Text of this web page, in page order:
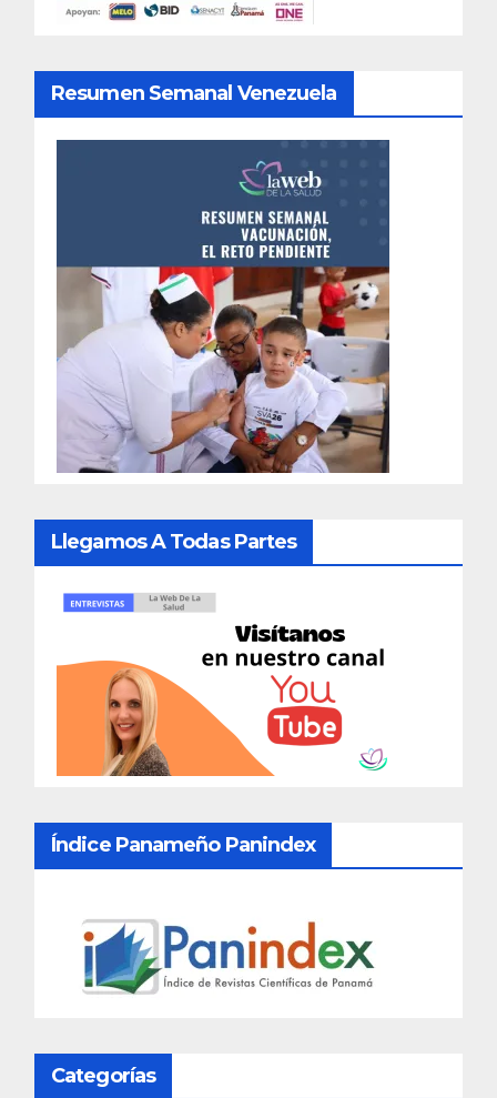
Resumen Semanal Venezuela
Llegamos A Todas Partes
Índice Panameño Panindex
Categorías